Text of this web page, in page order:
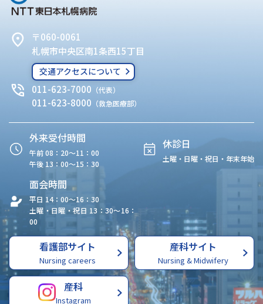
〒060-0061
札幌市中央区南1条西15丁目
交通アクセスについて
011-623-7000 （代表）
011-623-8000 （救急医療部）
外来受付時間
午前 08：20〜11：00
午後 13：00〜15：30
休診日
土曜・日曜・祝日・年末年始
面会時間
平日 14：00〜16：30
土曜・日曜・祝日 13：30〜16：
00
看護部サイト
Nursing careers
産科サイト
Nursing & Midwifery
産科
Instagram